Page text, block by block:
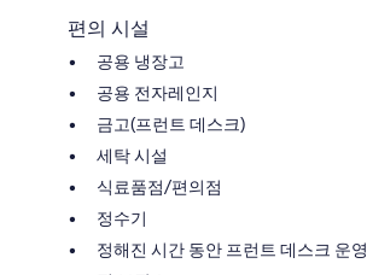
편의 시설
공용 냉장고
공용 전자레인지
금고(프런트 데스크)
세탁 시설
식료품점/편의점
정수기
정해진 시간 동안 프런트 데스크 운영